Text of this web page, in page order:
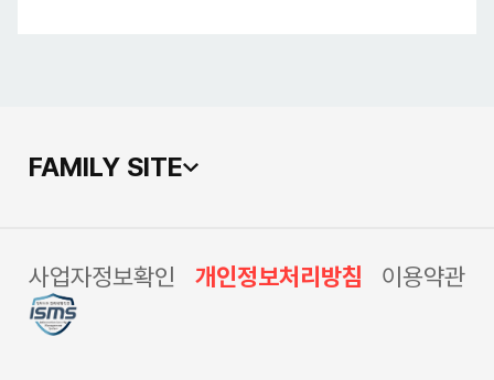
FAMILY SITE
사업자정보확인 개인정보처리방침 이용약관